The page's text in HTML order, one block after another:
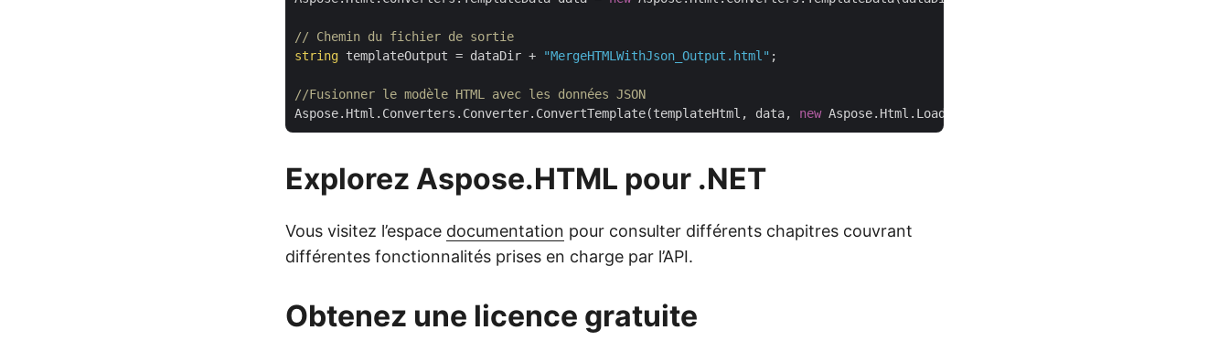
// Chemin du fichier de sortie
string templateOutput = dataDir + "MergeHTMLWithJson_Output.html" ;
//Fusionner le modèle HTML avec les données JSON
Aspose.Html.Converters.Converter.ConvertTemplate(templateHtml, data, new
Explorez Aspose.HTML pour .NET
Vous visitez l’espace documentation pour consulter différents chapitres couvrant
différentes fonctionnalités prises en charge par l’API.
Obtenez une licence gratuite